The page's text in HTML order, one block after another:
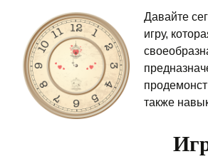
Давайте
игру,
также